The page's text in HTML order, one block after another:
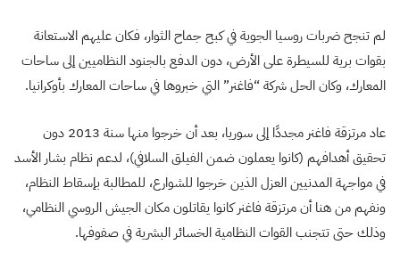
لم تنجح ضربات روسيا الجوية في كبح جماح الثوار، فكان عليهم الاستعانة
بقوات برية للسيطرة على الأرض، دون الدفع بالجنود النظاميين إلى ساحات
المعارك، وكان الحل شركة “فاغنر” التي خبروها في ساحات المعارك بأوكرانيا.
عاد مرتزقة فاغنر مجددًا إلى سوريا، بعد أن خرجوا منها سنة 2013 دون
تحقيق أهدافهم (كانوا يعملون ضمن الفيلق السلافي)، لدعم نظام بشار الأسد
في مواجهة المدنيين العزل الذين خرجوا للشوارع، للمطالبة بإسقاط النظام،
ونفهم من هنا أن مرتزقة فاغنر كانوا يقاتلون مكان الجيش الروسي النظامي،
وذلك حتى تتجنب القوات النظامية الخسائر البشرية في صفوفها.